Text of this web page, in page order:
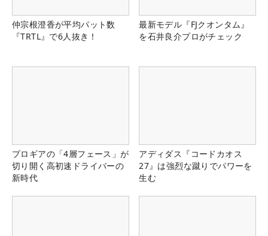
仲宗根澄香が平均パット数
『TRTL』で6人抜き！
最新モデル『FJクオンタム』
を石井良介プロがチェック
プロギアの「4層フェース」が
切り開く高初速ドライバーの
新時代
アディダス『コードカオス
27』は強烈な蹴りでパワーを
生む